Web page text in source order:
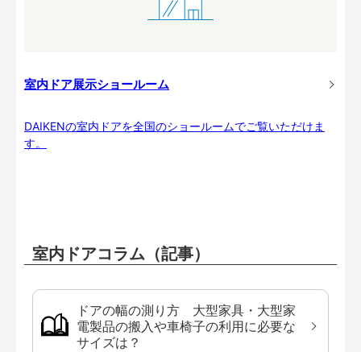
室内ドア展示ショールーム
DAIKENの室内ドアを全国のショールームでご覧いただけま
す。
室内ドアコラム（記事）
ドアの幅の測り方 大型家具・大型家
電製品の搬入や車椅子の利用に必要な
サイズは？